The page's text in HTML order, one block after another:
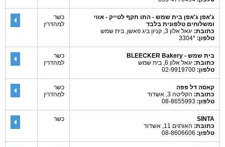
ג'אפן ג'אפן בית שמש - התו תקף לטייק - אווי
ומשלוחים טלפונית בלבד
כתובת: יגאל אלון 3, קניון ביג פאשן, בית שמש
טלפון: *3304
כשר
למהדרין
בית שמש - BLEECKER Bakery
כתובת: יגאל אלון 6, בית שמש
טלפון:
כשר
למהדרין
קאסה דל פפה
כתובת: הקליטה 3, אשדוד
טלפון:
כשר
למהדרין
SINTA
כתובת: האורגים 11, אשדוד
טלפון:
כשר